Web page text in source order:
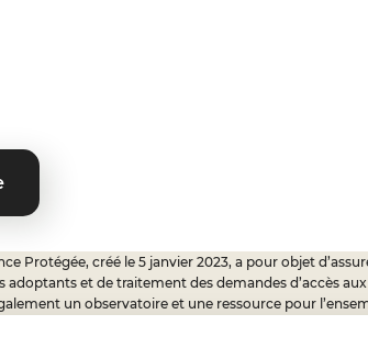
Protégée, créé le 5 janvier 2023, a pour objet
adoptants et de traitement des demandes d’accès
un observatoire et une ressource pour